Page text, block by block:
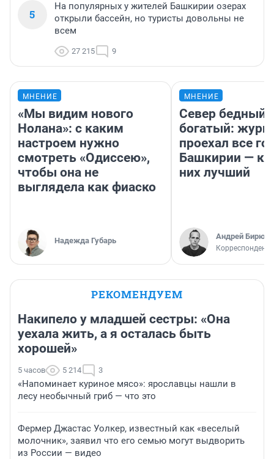
5
На популярных у жителей Башкирии озерах
открыли бассейн, но туристы довольны не
всем
27 215 9
МНЕНИЕ
«Мы видим нового
Нолана»: с каким
настроем нужно
смотреть «Одиссею»,
чтобы она не
выглядела как фиаско
Надежда Губарь
МНЕНИЕ
Север бедный,
богатый:
проехал все
Башкирии —
них лучший
Андрей
Корреспондент
РЕКОМЕНДУЕМ
Накипело у младшей сестры: «Она
уехала жить, а я осталась быть
хорошей»
5 часов 5 214 3
«Напоминает куриное мясо»: ярославцы нашли в
лесу необычный гриб — что это
Фермер Джастас Уолкер, известный как «веселый
молочник», заявил что его семью могут выдворить
из России — видео